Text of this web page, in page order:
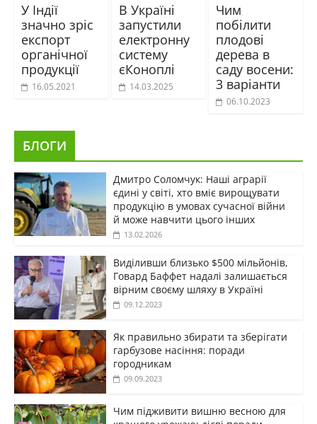
У Індії
значно зріс
експорт
органічної
продукції
16.05.2021
В Україні
запустили
електронну
систему
єКоноплі
14.03.2025
Чим
побілити
плодові
дерева в
саду восени:
3 варіанти
06.10.2023
БЛОГИ
Дмитро Соломчук: Наші аграрії
єдині у світі, хто вміє вирощувати
продукцію в умовах сучасної війни
й може навчити цього інших
13.02.2026
Виділивши близько $500 мільйонів,
Говард Баффет надалі залишається
вірним своєму шляху в Україні
09.12.2023
Як правильно збирати та зберігати
гарбузове насіння: поради
городникам
09.09.2023
Чим підживити вишню весною для